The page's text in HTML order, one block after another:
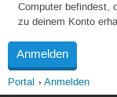
Computer befindest,
zu deinem Konto
Portal Anmelden